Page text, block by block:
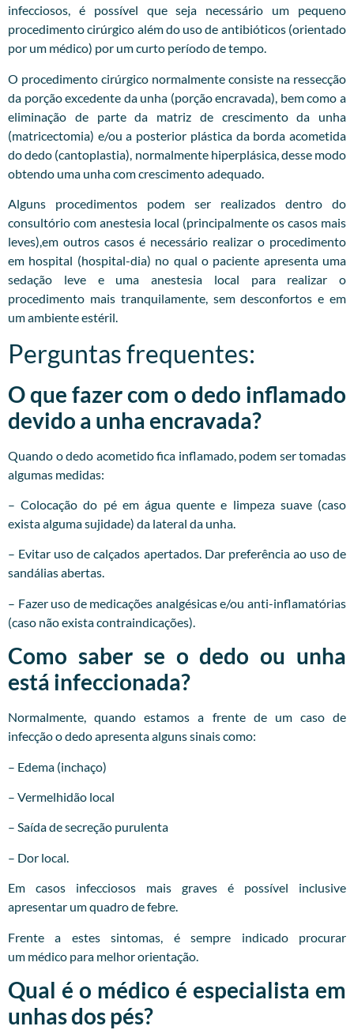
infecciosos, é possível que seja necessário um pequeno
procedimento cirúrgico além do uso de antibióticos (orientado
por um médico) por um curto período de tempo.
O procedimento cirúrgico normalmente consiste na ressecção
da porção excedente da unha (porção encravada), bem como a
eliminação de parte da matriz de crescimento da unha
(matricectomia) e/ou a posterior plástica da borda acometida
do dedo (cantoplastia), normalmente hiperplásica, desse modo
obtendo uma unha com crescimento adequado.
Alguns procedimentos podem ser realizados dentro do
consultório com anestesia local (principalmente os casos mais
leves),em outros casos é necessário realizar o procedimento
em hospital (hospital-dia) no qual o paciente apresenta uma
sedação leve e uma anestesia local para realizar o
procedimento mais tranquilamente, sem desconfortos e em
um ambiente estéril.
Perguntas frequentes:
O que fazer com o dedo inflamado
devido a unha encravada?
Quando o dedo acometido fica inflamado, podem ser tomadas
algumas medidas:
– Colocação do pé em água quente e limpeza suave (caso
exista alguma sujidade) da lateral da unha.
– Evitar uso de calçados apertados. Dar preferência ao uso de
sandálias abertas.
– Fazer uso de medicações analgésicas e/ou anti-inflamatórias
(caso não exista contraindicações).
Como saber se o dedo ou unha
está infeccionada?
Normalmente, quando estamos a frente de um caso de
infecção o dedo apresenta alguns sinais como:
– Edema (inchaço)
– Vermelhidão local
– Saída de secreção purulenta
– Dor local.
Em casos infecciosos mais graves é possível inclusive
apresentar um quadro de febre.
Frente a estes sintomas, é sempre indicado procurar
um médico para melhor orientação.
Qual é o médico é especialista em
unhas dos pés?